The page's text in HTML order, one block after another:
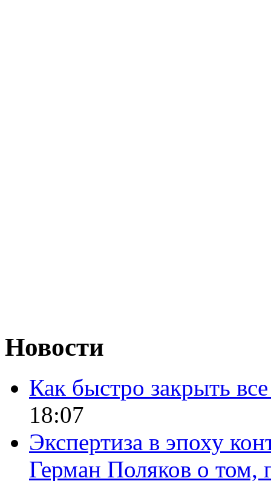
Новости
Как быстро закрыть
18:07
Экспертиза в эпоху
Герман Поляков о том,